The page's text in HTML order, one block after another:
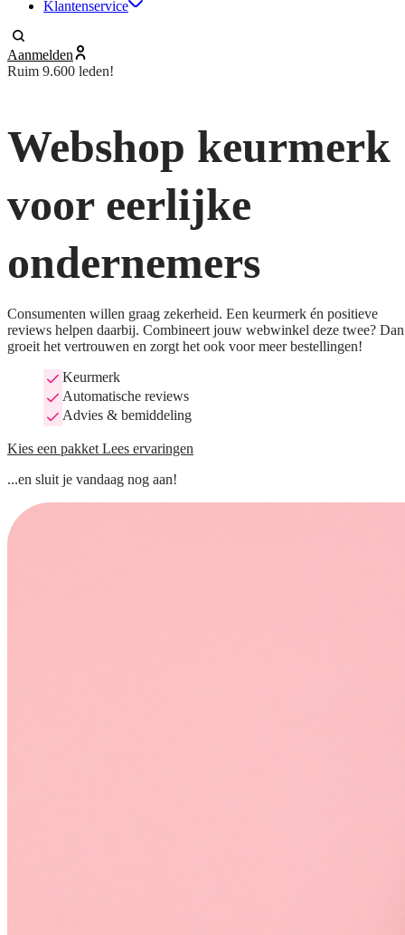
Klantenservice
Aanmelden
Ruim 9.600 leden!
Webshop keurmerk
voor eerlijke
ondernemers
Consumenten willen graag zekerheid. Een keurmerk én positieve
reviews helpen daarbij. Combineert jouw webwinkel deze twee? Dan
groeit het vertrouwen en zorgt het ook voor meer bestellingen!
Keurmerk
Automatische reviews
Advies & bemiddeling
Kies een pakket Lees ervaringen
...en sluit je vandaag nog aan!